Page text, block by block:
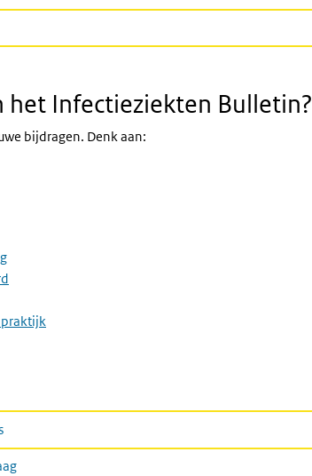
het Infectieziekten Bulletin?
bijdragen. Denk aan:
praktijk